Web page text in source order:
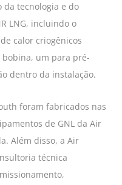
da tecnologia e do
LNG, incluindo o
calor criogênicos
bobina, um para pré-
dentro da instalação.
foram fabricados nas
de GNL da Air
Além disso, a Air
técnica